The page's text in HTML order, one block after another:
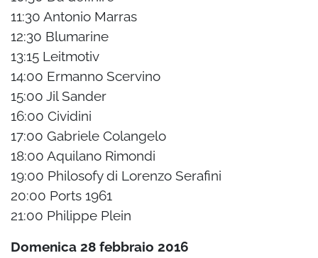
11:30 Antonio Marras
12:30 Blumarine
13:15 Leitmotiv
14:00 Ermanno Scervino
15:00 Jil Sander
16:00 Cividini
17:00 Gabriele Colangelo
18:00 Aquilano Rimondi
19:00 Philosofy di Lorenzo Serafini
20:00 Ports 1961
21:00 Philippe Plein
Domenica 28 febbraio 2016